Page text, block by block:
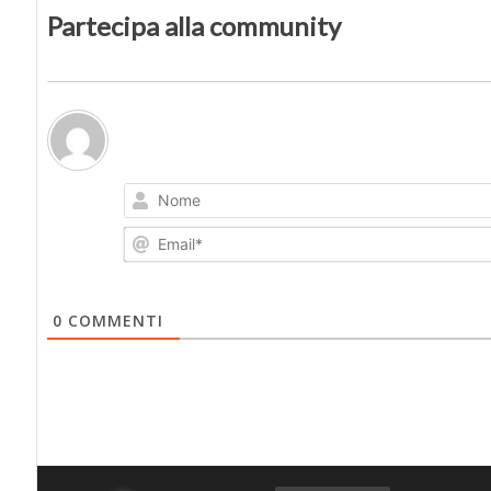
Partecipa alla community
0 COMMENTI